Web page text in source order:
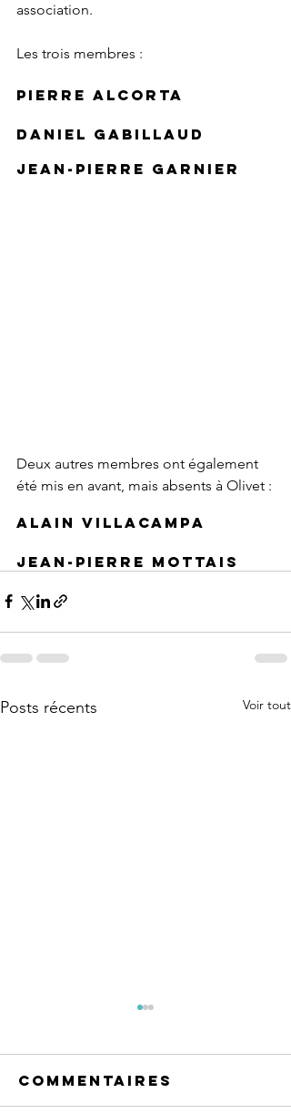
association.
Les trois membres :
Pierre Alcorta
Daniel Gabillaud
Jean-pierre garnier
Deux autres membres ont également
été mis en avant, mais absents à Olivet :
Alain villacampa
jean-pierre mottais
Posts récents Voir tout
Commentaires